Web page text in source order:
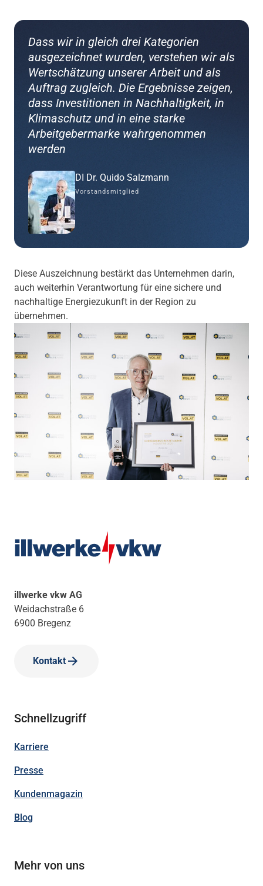
Dass wir in gleich drei Kategorien
ausgezeichnet wurden, verstehen wir als
Wertschätzung unserer Arbeit und als
Auftrag zugleich. Die Ergebnisse zeigen,
dass Investitionen in Nachhaltigkeit, in
Klimaschutz und in eine starke
Arbeitgebermarke wahrgenommen
werden
DI Dr. Quido Salzmann
Vorstandsmitglied
Diese Auszeichnung bestärkt das Unternehmen darin,
auch weiterhin Verantwortung für eine sichere und
nachhaltige Energiezukunft in der Region zu
übernehmen.
illwerke vkw AG
Weidachstraße 6
6900 Bregenz
Kontakt
Schnellzugriff
Karriere
Presse
Kundenmagazin
Blog
Mehr von uns